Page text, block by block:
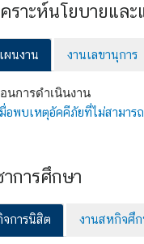
ราะห์นโยบายแล
ผนงาน งานเลขานุการ
นการดำเนินงาน
อพบเหตุอัคคีภัยที่ไม่สามาร
การศึกษา
จการนิสิต งานสหกิจศึก